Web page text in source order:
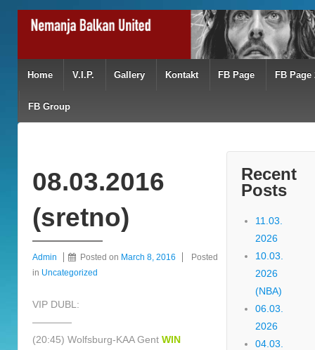
Home V.I.P. Gallery Kontakt FB Page FB Page
FB Group
08.03.2016
(sretno)
Admin Posted on March 8, 2016
Posted
in Uncategorized
VIP DUBL:
————
(20:45) Wolfsburg-KAA Gent WIN
Recent
Posts
11.03.
2026
10.03.
2026
(NBA)
06.03.
2026
04.03.